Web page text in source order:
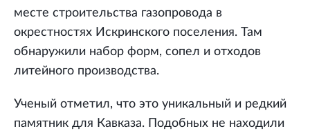
месте строительства газопровода в
окрестностях Искринского поселения. Там
обнаружили набор форм, сопел и отходов
литейного производства.
Ученый отметил, что это уникальный и редкий
памятник для Кавказа. Подобных не находили